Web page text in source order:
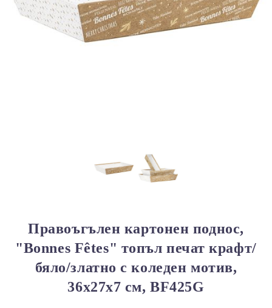
Правоъгълен картонен поднос,
"Bonnes Fêtes" топъл печат крафт/
бяло/златно с коледен мотив,
36x27x7 см, BF425G